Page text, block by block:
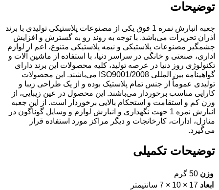
توضیحات
جعبه انبارش نمره 1 فوق یکی از مصنوعات پلاستیکی تولیدی با برند
آذران تحریرات می‌باشد. با توجه به روند رو به گسترش و افزایش
چشمگیر مصنوعات پلاستیکی و نیمه پلاستیکی متنوع، اعم از لوازم
اداری، صنعتی و خانگی در سراسر دنیا، با استفاده از ماشین آلات و
تکنولوژی روز دنیا در عرصه تولید، کلیه محصولات این برند دارای
گواهینامه بین المللی ISO9001/2008 می‌باشند. این محصولات
تولیدی عموماٌ از جنس تمام پلاستیک بوده و از یک طراحی زیبا و
کارایی مناسب برخوردار می‌باشند. این محصول در عین زیبایی، از
وزن کم و استقامت و استحکام بالایی برخوردار است. از این جعبه
انبارش نمره 1 جهت نگهداری و انبارش لوازم و وسایل گوناگون در
منازل، ادارات، کارخانجات و دیگر مراکز مورد استفاده قرار
می‌گیرد.
توضیحات تکمیلی
وزن 50 گرم
ابعاد 17 × 10 × 7 سانتیمتر